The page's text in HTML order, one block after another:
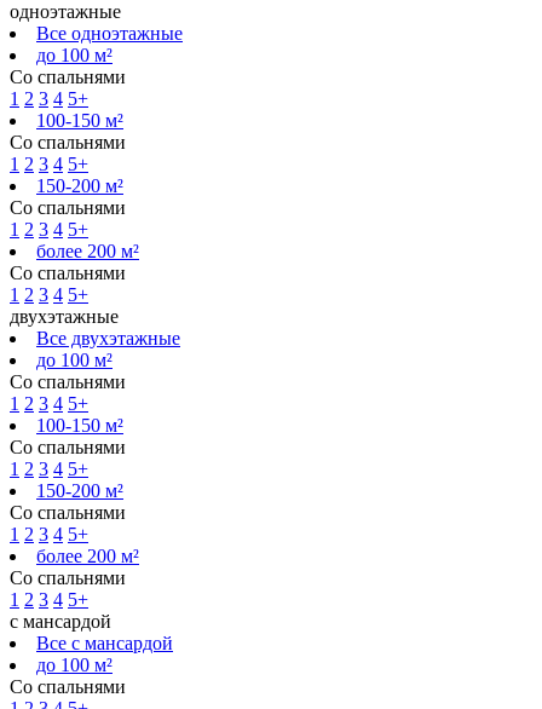
одноэтажные
Все одноэтажные
до 100 м²
Со спальнями
1 2 3 4 5+
100-150 м²
Со спальнями
1 2 3 4 5+
150-200 м²
Со спальнями
1 2 3 4 5+
более 200 м²
Со спальнями
1 2 3 4 5+
двухэтажные
Все двухэтажные
до 100 м²
Со спальнями
1 2 3 4 5+
100-150 м²
Со спальнями
1 2 3 4 5+
150-200 м²
Со спальнями
1 2 3 4 5+
более 200 м²
Со спальнями
1 2 3 4 5+
с мансардой
Все с мансардой
до 100 м²
Со спальнями